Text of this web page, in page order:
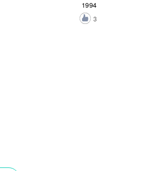
1994
3